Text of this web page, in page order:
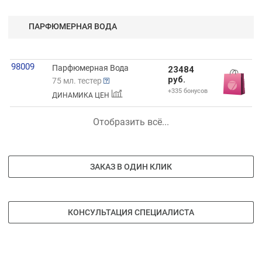
ПАРФЮМЕРНАЯ ВОДА
98009
Парфюмерная Вода
75 мл. тестер
ДИНАМИКА ЦЕН
23484
руб.
+335 бонусов
Отобразить всё...
ЗАКАЗ В ОДИН КЛИК
КОНСУЛЬТАЦИЯ СПЕЦИАЛИСТА